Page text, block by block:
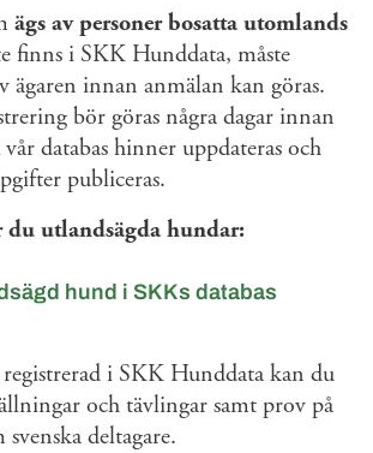
ägs av personer bosatta utomlands
finns i SKK Hunddata, måste
ägaren innan anmälan kan göras.
bör göras några dagar innan
databas hinner uppdateras och
publiceras.
du utlandsägda hundar:
hund i SKKs databas
i SKK Hunddata kan du
och tävlingar samt prov på
svenska deltagare.